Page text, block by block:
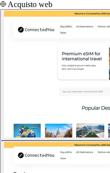
Acquisto web